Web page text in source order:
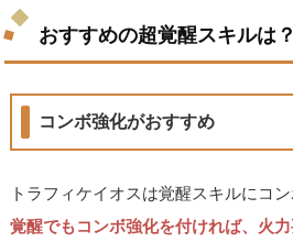
おすすめの超覚醒スキルは？
コンボ強化がおすすめ
トラフィケイオスは覚醒スキルにコ
覚醒でもコンボ強化を付ければ、火